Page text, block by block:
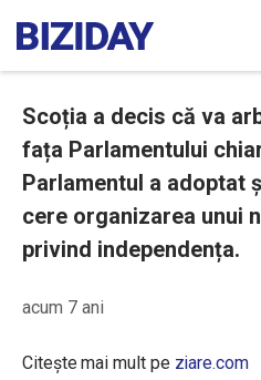
Scoția a decis că va
fața Parlamentului
Parlamentul a adoptat
cere organizarea unui
privind independența.
acum 7 ani
Citește mai mult pe ziare.com